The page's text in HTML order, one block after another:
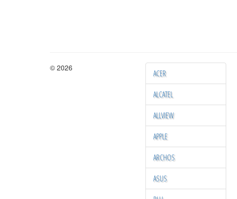
© 2026
ACER
ALCATEL
ALLVIEW
APPLE
ARCHOS
ASUS